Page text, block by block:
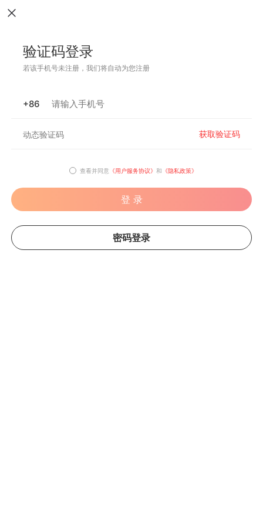
验证码登录
若该手机号未注册，我们将自动为您注册
+86
获取验证码
查看并同意 《用户服务协议》 和 《隐私政策》
登 录
密码登录